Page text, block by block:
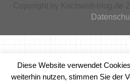
Diese Website verwendet
weiterhin nutzen, stimmen Sie der